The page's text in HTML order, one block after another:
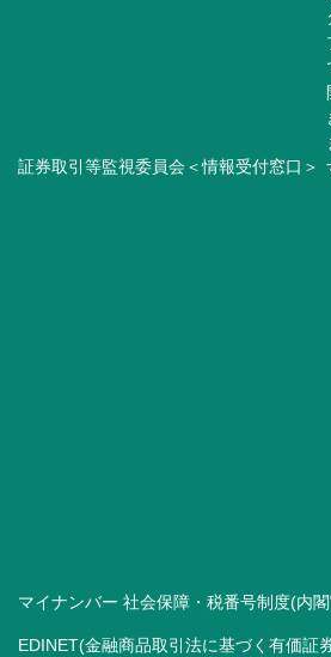
証券取引等監視委員会＜情報受付窓口＞
マイナンバー 社会保障・税番号制度(内
EDINET(金融商品取引法に基づく有価証